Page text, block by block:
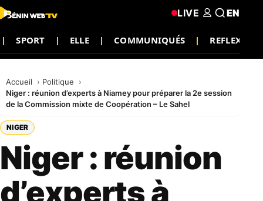
SPORT ELLE COMMUNIQUÉS REFLEXION
LIVE EN
Accueil
Politique
Niger : réunion d’experts à Niamey pour préparer la 2e session
de la Commission mixte de Coopération – Le Sahel
NIGER
Niger : réunion
d’experts à